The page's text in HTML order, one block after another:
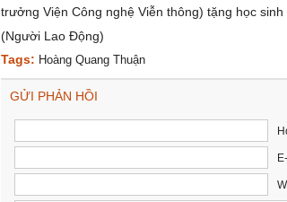
trưởng Viện Công nghệ Viễn thông) tặng học
(Người Lao Động)
Tags: Hoàng Quang Thuận
GỬI PHẢN HỒI